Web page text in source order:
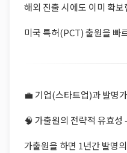
해외 진출 시에도 이미 확
미국 특허(PCT) 출원을 빠
💼 기업(스타트업)과 발명
🧠 가출원의 전략적 유효성
가출원을 하면 1년간 발명